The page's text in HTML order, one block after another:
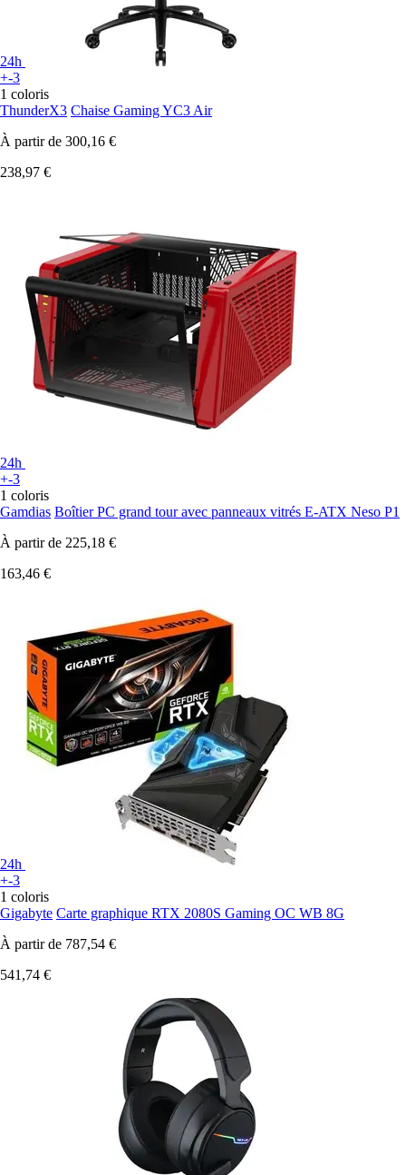
24h
+-3
1 coloris
ThunderX3 Chaise Gaming YC3 Air
À partir de 300,16 €
238,97 €
24h
+-3
1 coloris
Gamdias Boîtier PC grand tour avec panneaux vitrés E-ATX Neso P1
À partir de 225,18 €
163,46 €
24h
+-3
1 coloris
Gigabyte Carte graphique RTX 2080S Gaming OC WB 8G
À partir de 787,54 €
541,74 €